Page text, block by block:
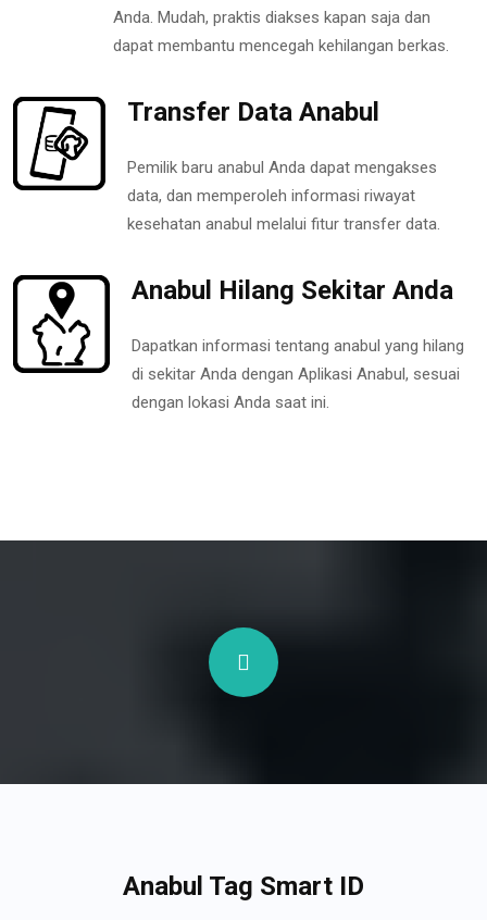
Anda. Mudah, praktis diakses kapan saja dan
dapat membantu mencegah kehilangan berkas.
Transfer Data Anabul
Pemilik baru anabul Anda dapat mengakses
data, dan memperoleh informasi riwayat
kesehatan anabul melalui fitur transfer data.
Anabul Hilang Sekitar Anda
Dapatkan informasi tentang anabul yang hilang
di sekitar Anda dengan Aplikasi Anabul, sesuai
dengan lokasi Anda saat ini.
Anabul Tag Smart ID